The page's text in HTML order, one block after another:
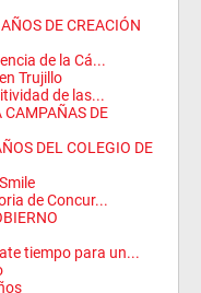
DE CREACIÓN
de la Cá...
Trujillo
de las...
CAMPAÑAS DE
DEL COLEGIO DE
de Concur...
tiempo para un...